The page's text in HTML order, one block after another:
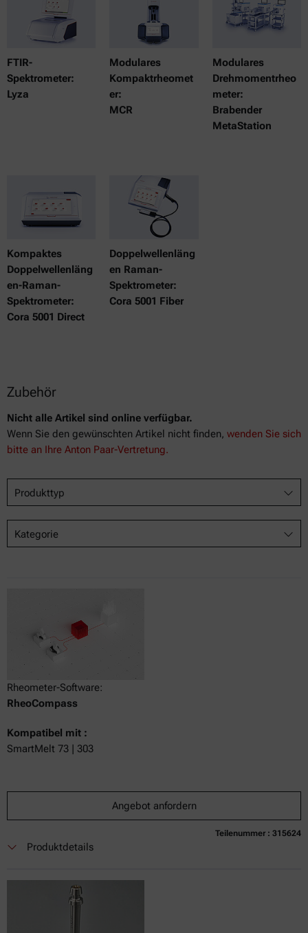
FTIR-
Spektrometer:
Lyza
Modulares
Kompaktrheomet
er:
MCR
Modulares
Drehmomentrheo
meter:
Brabender
MetaStation
Kompaktes
Doppelwellenläng
en-Raman-
Spektrometer:
Cora 5001 Direct
Doppelwellenläng
en Raman-
Spektrometer:
Cora 5001 Fiber
Zubehör
Nicht alle Artikel sind online verfügbar.
Wenn Sie den gewünschten Artikel nicht finden, wenden Sie sich
bitte an Ihre Anton Paar-Vertretung.
Produkttyp
Kategorie
Rheometer-Software:
RheoCompass
Kompatibel mit :
SmartMelt 73 | 303
Angebot anfordern
Teilenummer : 315624
Produktdetails